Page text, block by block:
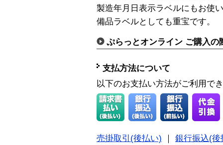
製造年月日表示ラベルにもお使
備品ラベルとしても重宝です。
ぷらっとオンライン ご購入の
支払方法について
以下のお支払い方法がご利用で
売掛取引(後払い)
銀行振込(後